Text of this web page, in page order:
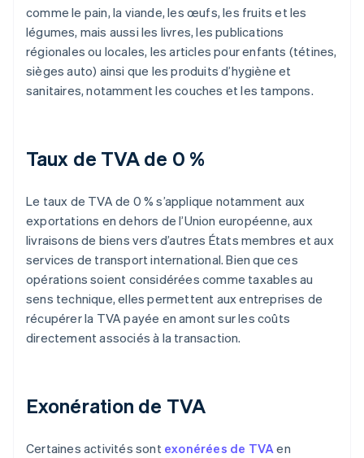
comme le pain, la viande, les œufs, les fruits et les
légumes, mais aussi les livres, les publications
régionales ou locales, les articles pour enfants (tétines,
sièges auto) ainsi que les produits d’hygiène et
sanitaires, notamment les couches et les tampons.
Taux de TVA de 0 %
Le taux de TVA de 0 % s’applique notamment aux
exportations en dehors de l’Union européenne, aux
livraisons de biens vers d’autres États membres et aux
services de transport international. Bien que ces
opérations soient considérées comme taxables au
sens technique, elles permettent aux entreprises de
récupérer la TVA payée en amont sur les coûts
directement associés à la transaction.
Exonération de TVA
Certaines activités sont exonérées de TVAen